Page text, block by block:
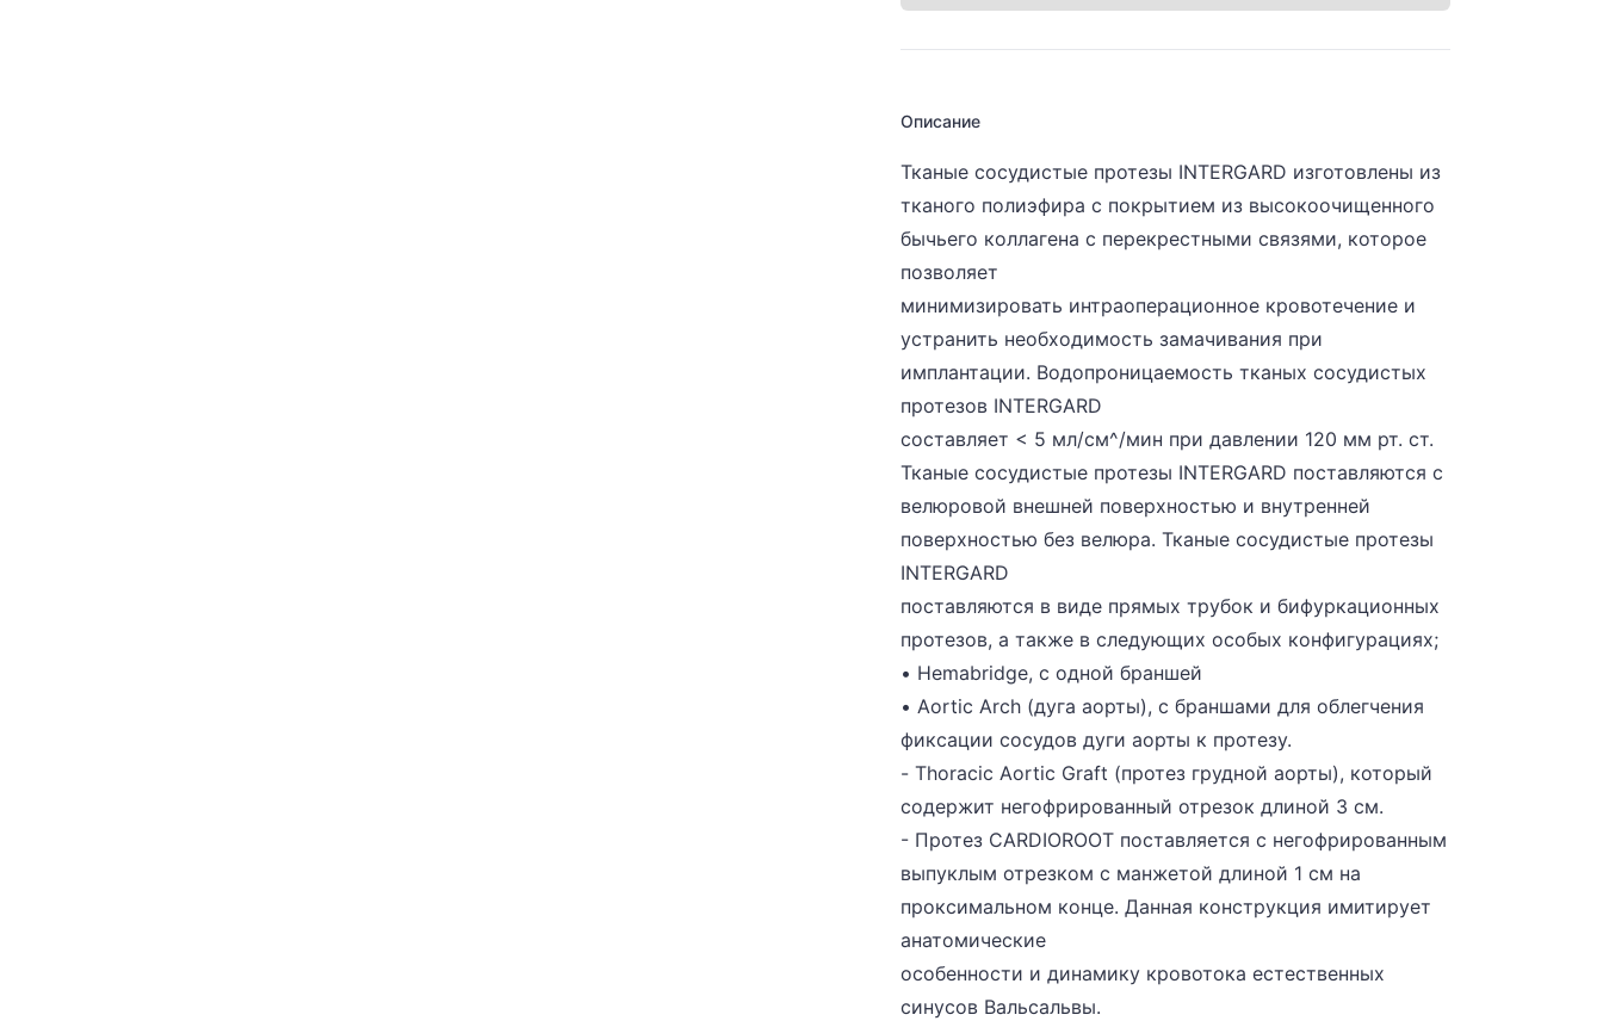
Описание
Тканые сосудистые протезы INTERGARD изготовлены из
тканого полиэфира с покрытием из высокоочищенного
бычьего коллагена с перекрестными связями, которое
позволяет
минимизировать интраоперационное кровотечение и
устранить необходимость замачивания при
имплантации. Водопроницаемость тканых сосудистых
протезов INTERGARD
составляет < 5 мл/см^/мин при давлении 120 мм рт. ст.
Тканые сосудистые протезы INTERGARD поставляются с
велюровой внешней поверхностью и внутренней
поверхностью без велюра. Тканые сосудистые протезы
INTERGARD
поставляются в виде прямых трубок и бифуркационных
протезов, а также в следующих особых конфигурациях;
• Hemabridge, с одной браншей
• Aortic Arch (дуга аорты), с браншами для облегчения
фиксации сосудов дуги аорты к протезу.
- Thoracic Aortic Graft (протез грудной аорты), который
содержит негофрированный отрезок длиной 3 см.
- Протез CARDIOROOT поставляется с негофрированным
выпуклым отрезком с манжетой длиной 1 см на
проксимальном конце. Данная конструкция имитирует
анатомические
особенности и динамику кровотока естественных
синусов Вальсальвы.